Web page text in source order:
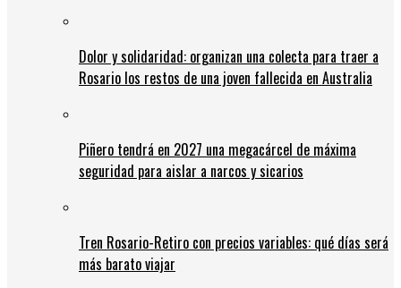
Dolor y solidaridad: organizan una colecta para traer a
Rosario los restos de una joven fallecida en Australia
Piñero tendrá en 2027 una megacárcel de máxima
seguridad para aislar a narcos y sicarios
Tren Rosario-Retiro con precios variables: qué días será
más barato viajar